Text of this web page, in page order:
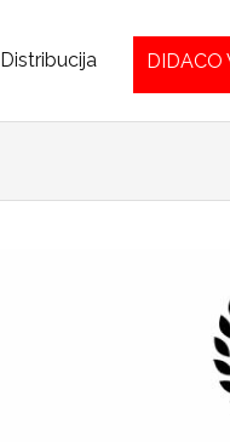
Distribucija DIDACO